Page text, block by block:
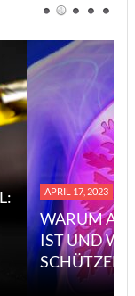
APRIL 17, 2023
WARUM
IST UND
SCHÜTZEN